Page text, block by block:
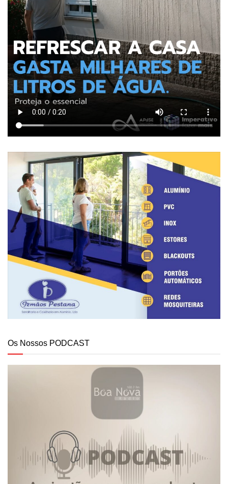
Os Nossos PODCAST